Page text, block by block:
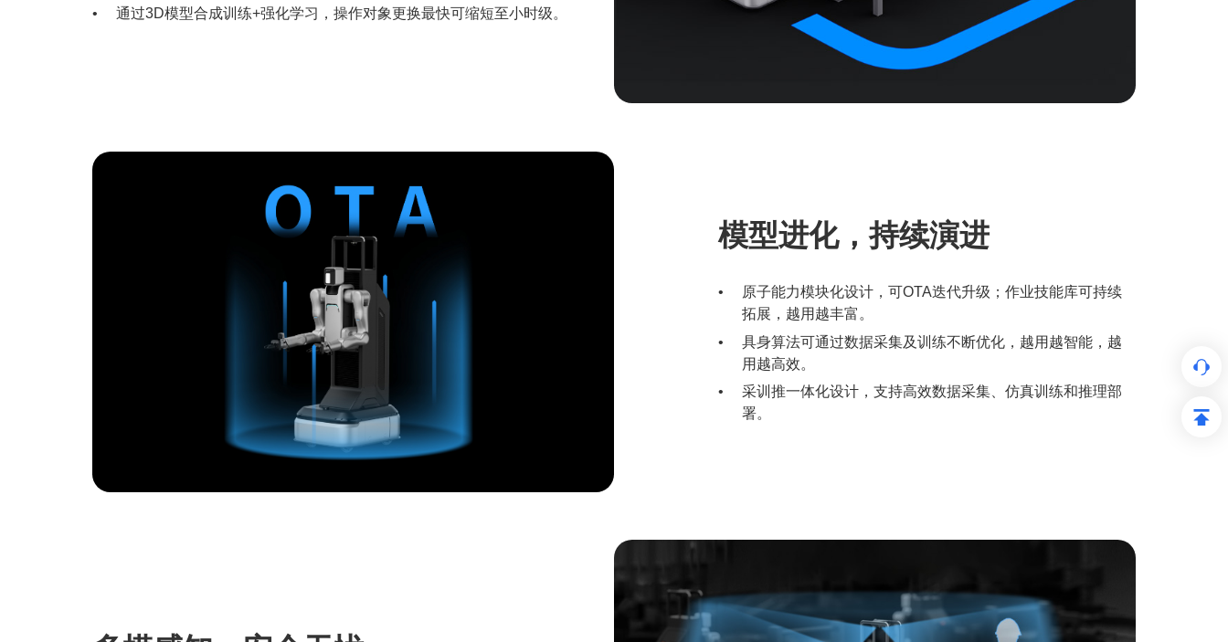
通过3D模型合成训练+强化学习，操作对象更换最快可缩短至小时级。
模型进化，持续演进
原子能力模块化设计，可OTA迭代升级；作业技能库可持续
拓展，越用越丰富。
具身算法可通过数据采集及训练不断优化，越用越智能，越
用越高效。
采训推一体化设计，支持高效数据采集、仿真训练和推理部
署。